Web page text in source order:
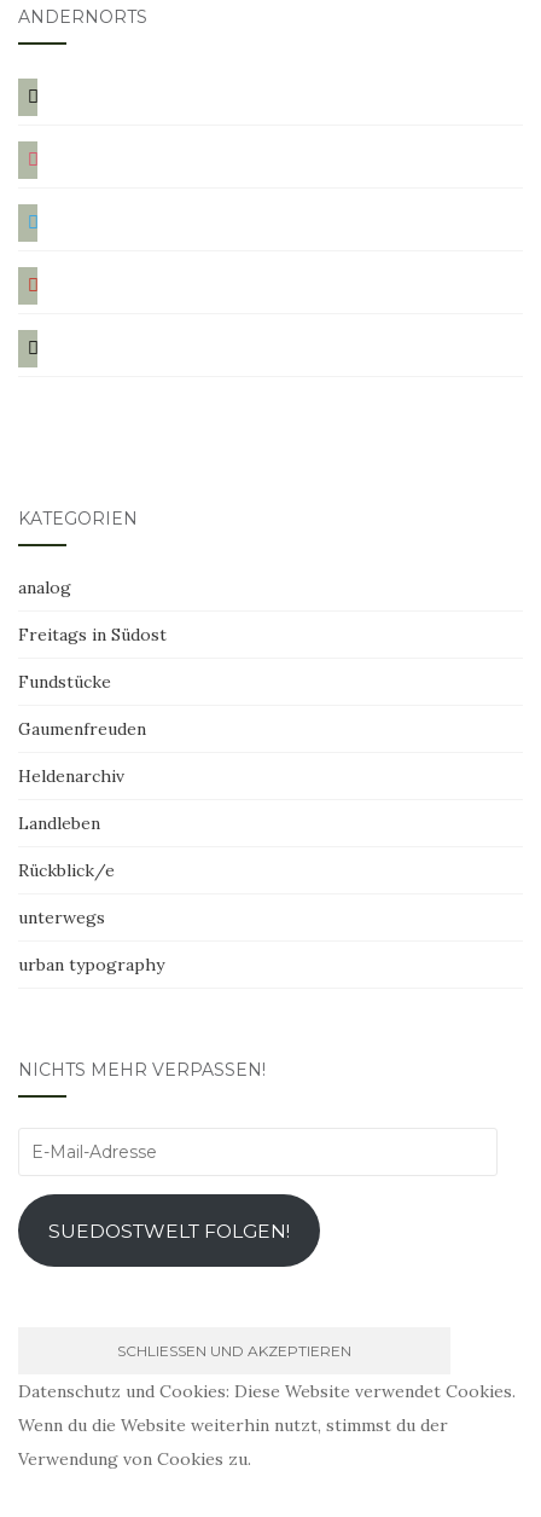
ANDERNORTS
bloglovin
instagram
twitter
pinterest
mail
KATEGORIEN
analog
Freitags in Südost
Fundstücke
Gaumenfreuden
Heldenarchiv
Landleben
Rückblick/e
unterwegs
urban typography
NICHTS MEHR VERPASSEN!
E-
Adresse
SUEDOSTWELT FOLGEN!
Datenschutz und Cookies: Diese Website verwendet Cookies.
Wenn du die Website weiterhin nutzt, stimmst du der
Verwendung von Cookies zu.